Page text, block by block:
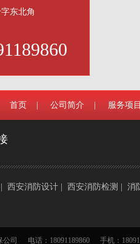
东北角
首页 公司简介 服务项目
西安消防设计 西安消防检测 消
公司 电话：18091189860 手机：